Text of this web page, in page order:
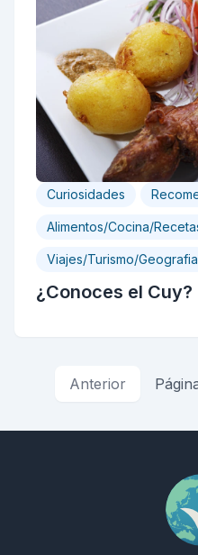
Curiosidades
Alimentos/Cocina/
Viajes/Turismo/Geografia
¿Conoces el Cuy?
Anterior